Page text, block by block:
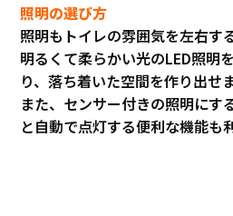
照明の選び方
照明もトイレの雰囲気を左右す
明るくて柔らかい光のLED照明
り、落ち着いた空間を作り出せま
また、センサー付きの照明にす
と自動で点灯する便利な機能も